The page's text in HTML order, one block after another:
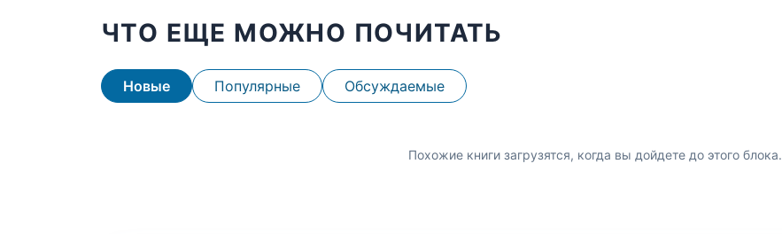
ЧТО ЕЩЕ МОЖНО ПОЧИТАТЬ
Новые Популярные Обсуждаемые
Похожие книги загрузятся, когда вы дойдете до этого блока.